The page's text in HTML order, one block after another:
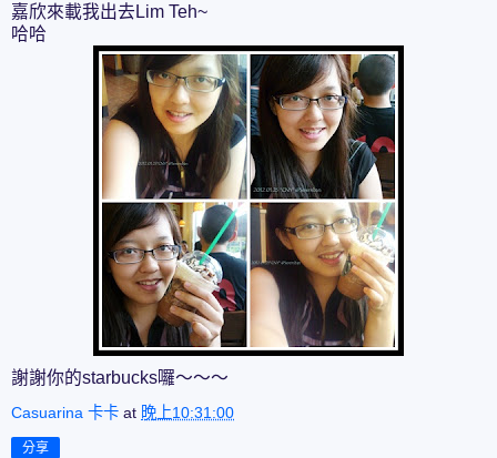
嘉欣來載我出去Lim Teh~
哈哈
謝謝你的starbucks囉～～～
Casuarina 卡卡 at 晚上10:31:00
分享